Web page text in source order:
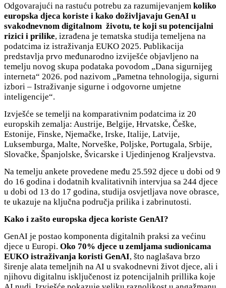
Odgovarajući na rastuću potrebu za razumijevanjem koliko
europska djeca koriste i kako doživljavaju GenAI u
svakodnevnom digitalnom životu, te koji su potencijalni
rizici i prilike, izrađena je tematska studija temeljena na
podatcima iz istraživanja EUKO 2025. Publikacija
predstavlja prvo međunarodno izviješće objavljeno na
temelju novog skupa podataka povodom „Dana sigurnijeg
interneta“ 2026. pod nazivom „Pametna tehnologija, sigurni
izbori – Istraživanje sigurne i odgovorne umjetne
inteligencije“.
Izvješće se temelji na komparativnim podatcima iz 20
europskih zemalja: Austrije, Belgije, Hrvatske, Češke,
Estonije, Finske, Njemačke, Irske, Italije, Latvije,
Luksemburga, Malte, Norveške, Poljske, Portugala, Srbije,
Slovačke, Španjolske, Švicarske i Ujedinjenog Kraljevstva.
Na temelju ankete provedene među 25.592 djece u dobi od 9
do 16 godina i dodatnih kvalitativnih intervjua sa 244 djece
u dobi od 13 do 17 godina, studija osvjetljava nove obrasce,
te ukazuje na ključna područja prilika i zabrinutosti.
Kako i zašto europska djeca koriste GenAI?
GenAI je postao komponenta digitalnih praksi za većinu
djece u Europi. Oko 70% djece u zemljama sudionicama
EUKO istraživanja koristi GenAI, što naglašava brzo
širenje alata temeljnih na AI u svakodnevni život djece, ali i
njihovu digitalnu isključenost iz potencijalnih prillika koje